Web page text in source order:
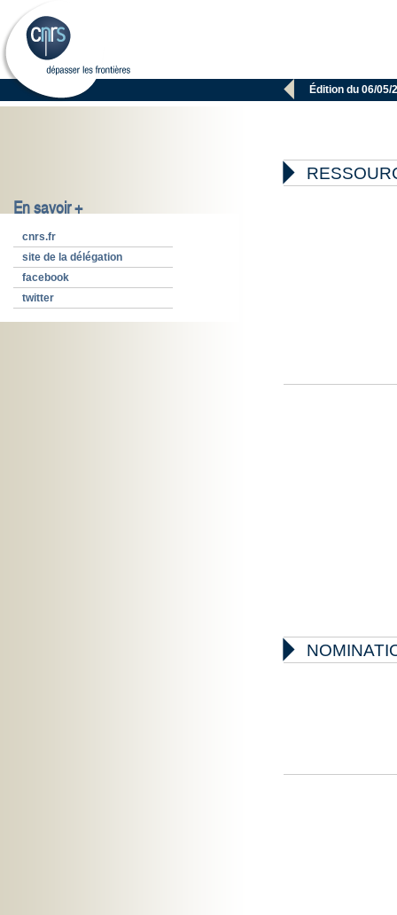
 Édition du 06/05/
En savoir +
cnrs.fr
site de la délégation
facebook
twitter

